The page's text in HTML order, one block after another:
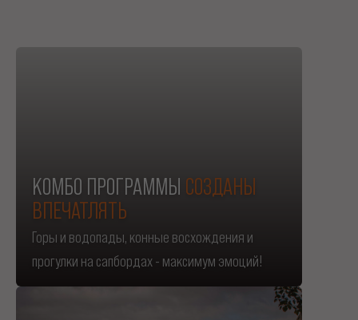
КОМБО ПРОГРАММЫ СОЗДАНЫ
ВПЕЧАТЛЯТЬ
Горы и водопады, конные восхождения и
прогулки на сапбордах - максимум эмоций!